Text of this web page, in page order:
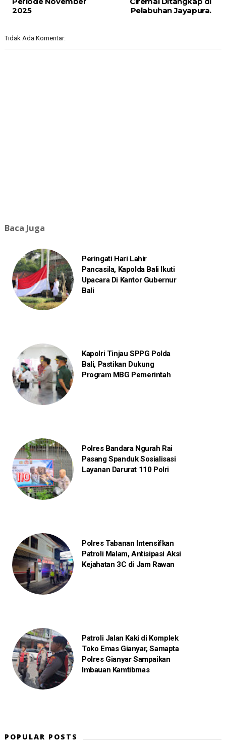
Pelabuhan Jayapura.
2025
Tidak Ada Komentar:
Baca Juga
Peringati Hari Lahir
Pancasila, Kapolda Bali Ikuti
Upacara Di Kantor Gubernur
Bali
Kapolri Tinjau SPPG Polda
Bali, Pastikan Dukung
Program MBG Pemerintah
Polres Bandara Ngurah Rai
Pasang Spanduk Sosialisasi
Layanan Darurat 110 Polri
Polres Tabanan Intensifkan
Patroli Malam, Antisipasi Aksi
Kejahatan 3C di Jam Rawan
Patroli Jalan Kaki di Komplek
Toko Emas Gianyar, Samapta
Polres Gianyar Sampaikan
Imbauan Kamtibmas
POPULAR POSTS